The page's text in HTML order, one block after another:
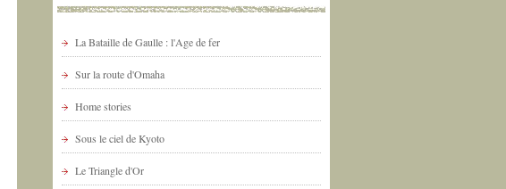
La Bataille de Gaulle : l'Age de fer
Sur la route d'Omaha
Home stories
Sous le ciel de Kyoto
Le Triangle d'Or